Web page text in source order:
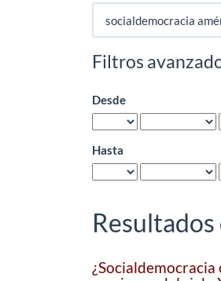
Buscar
artículos
por
Filtros
Desde
Hasta
¿Socialdemocracia